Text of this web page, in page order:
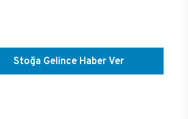
Stoğa Gelince Haber Ver